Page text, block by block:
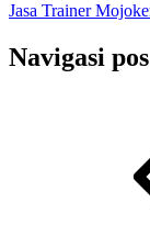
Jasa Trainer
Navigasi pos